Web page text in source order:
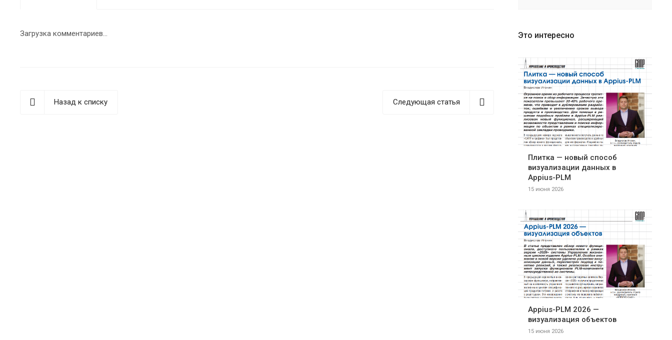
Загрузка комментариев...
Назад к списку Следующая статья
Это интересно
Плитка — новый способ
визуализации данных в
Appius-PLM
15 июня 2026
Appius-PLM 2026 —
визуализация объектов
15 июня 2026